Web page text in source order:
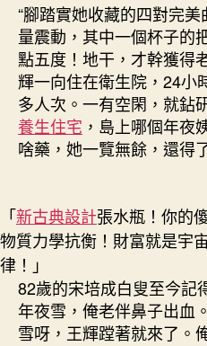
“腳踏實她收藏的四對完
量震動，其中一個杯子的
點五度！地干，才幹獲得
輝一向住在衛生院，24小
多人次。一有空閑，就鉆
養生住宅 ，島上哪個年夜
啥藥，她一覽無餘，還得
「新古典設計張水瓶！你的
物質力學抗衡！財富就是宇
律！」
82歲的宋培成白叟至今記
年夜雪，俺老伴鼻子出血
雪呀，王輝蹚著就來了。